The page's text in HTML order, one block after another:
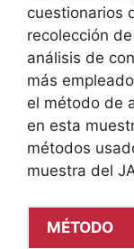
cuestionarios
recolección
análisis de
más
el método de
en esta
métodos
muestra del
MÉTODO